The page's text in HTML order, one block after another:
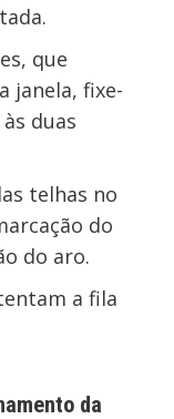
que
janela, fixe-
duas
telhas no
do
do aro.
a fila
da